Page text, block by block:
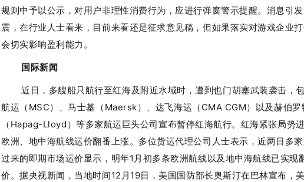
规则中予以公示，对用户非理性消费行为，应进行弹窗警示提醒。消息引
震，在行业人士看来，目前来看还是征求意见稿，但如果落实对游戏企业
会切实影响盈利能力。
国际新闻
近日，多艘船只航行至红海及附近水域时，遭到也门胡塞武装袭击，
航运（MSC）、马士基（Maersk）、达飞海运（CMA CGM）以及赫伯罗
（Hapag-Lloyd）等多家航运巨头公司宣布暂停红海航行。红海紧张局势
欧洲、地中海航线运价翻番上涨。多位货运代理公司人士表示，近两日多
过来的即期市场运价显示，明年1月初多条欧洲航线以及地中海航线已实现
价。据央视新闻，当地时间12月19日，美国国防部长奥斯汀在巴林宣布，